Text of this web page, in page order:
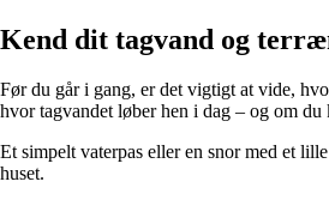
Kend dit tagvand og
Før du går i gang, er det vigtigt at vide,
hvor tagvandet løber hen i dag – og om
Et simpelt vaterpas eller en snor med et
huset.